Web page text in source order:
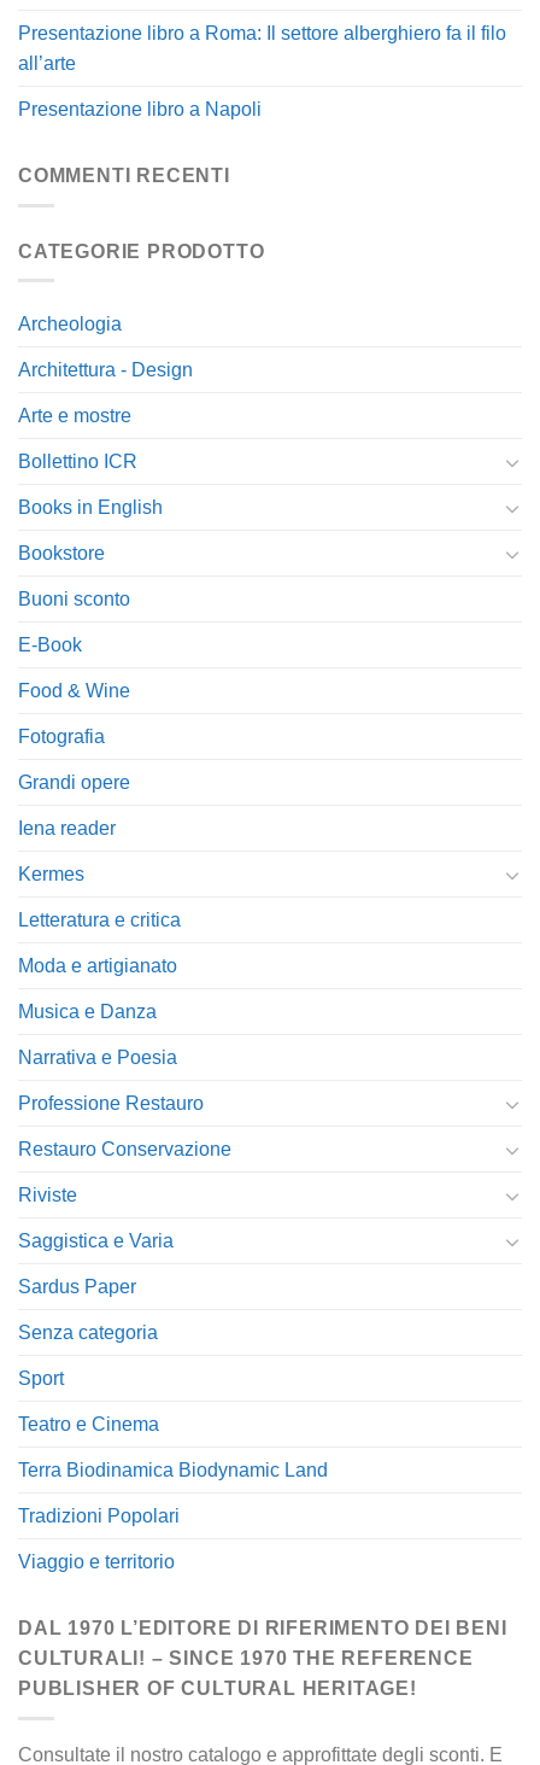
Presentazione libro a Roma: Il settore alberghiero fa il filo
all’arte
Presentazione libro a Napoli
COMMENTI RECENTI
CATEGORIE PRODOTTO
Archeologia
Architettura - Design
Arte e mostre
Bollettino ICR
Books in English
Bookstore
Buoni sconto
E-Book
Food & Wine
Fotografia
Grandi opere
Iena reader
Kermes
Letteratura e critica
Moda e artigianato
Musica e Danza
Narrativa e Poesia
Professione Restauro
Restauro Conservazione
Riviste
Saggistica e Varia
Sardus Paper
Senza categoria
Sport
Teatro e Cinema
Terra Biodinamica Biodynamic Land
Tradizioni Popolari
Viaggio e territorio
DAL 1970 L’EDITORE DI RIFERIMENTO DEI BENI
CULTURALI! – SINCE 1970 THE REFERENCE
PUBLISHER OF CULTURAL HERITAGE!
Consultate il nostro catalogo e approfittate degli sconti. E